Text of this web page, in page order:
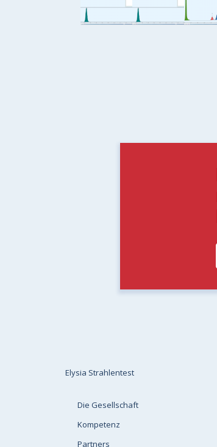
Elysia Strahlentest
Die Gesellschaft
Kompetenz
Partners